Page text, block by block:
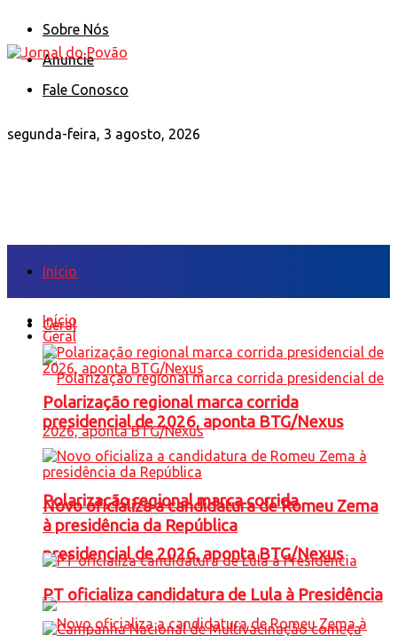
Sobre Nós
Anuncie
Fale Conosco
segunda-feira, 3 agosto, 2026
Início
Geral
Polarização regional marca corrida
presidencial de 2026, aponta BTG/Nexus
Início
Geral
Polarização regional marca corrida
presidencial de 2026, aponta BTG/Nexus
Novo oficializa a candidatura de Romeu Zema
à presidência da República
PT oficializa candidatura de Lula à Presidência